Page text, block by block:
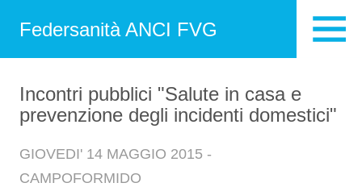
Federsanità ANCI FVG
Incontri pubblici "Salute in casa e
prevenzione degli incidenti domestici"
GIOVEDI' 14 MAGGIO 2015 -
CAMPOFORMIDO